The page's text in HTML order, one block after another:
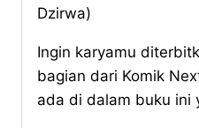
Dzirwa)
Ingin karyamu
bagian dari Komik
ada di dalam buku ini